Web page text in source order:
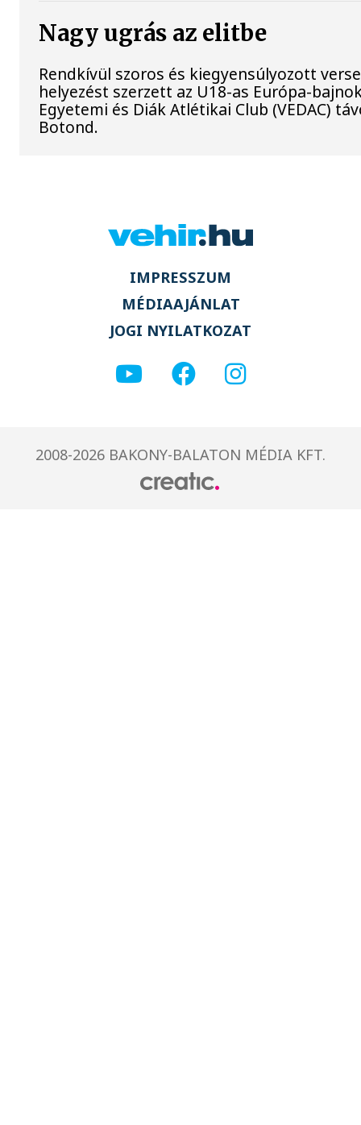
Nagy ugrás az elitbe
Rendkívül szoros és kiegyensúlyozott
helyezést szerzett az U18-as Európa-
Egyetemi és Diák Atlétikai Club (VEDAC)
Botond.
IMPRESSZUM
MÉDIAAJÁNLAT
JOGI NYILATKOZAT
2008-2026 BAKONY-BALATON MÉDIA KFT.